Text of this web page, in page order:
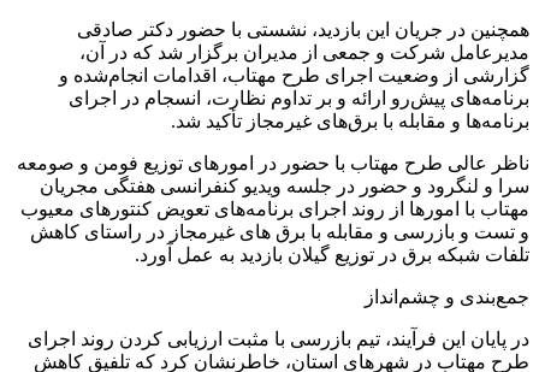
همچنین در جریان این بازدید، نشستی با حضور دکتر صادقی
مدیرعامل شرکت و جمعی از مدیران برگزار شد که در آن،
گزارشی از وضعیت اجرای طرح مهتاب، اقدامات انجام‌شده و
برنامه‌های پیش‌رو ارائه و بر تداوم نظارت، انسجام در اجرای
برنامه‌ها و مقابله با برق‌های غیرمجاز تأکید شد.
ناظر عالی طرح مهتاب با حضور در امورهای توزیع فومن و صومعه
سرا و لنگرود و حضور در جلسه ویدیو کنفرانسی هفتگی مجریان
مهتاب با امورها از روند اجرای برنامه‌های تعویض کنتورهای معیوب
و تست و بازرسی و مقابله با برق های غیرمجاز در راستای کاهش
تلفات شبکه برق در توزیع گیلان بازدید به عمل آورد.
جمع‌بندی و چشم‌انداز
در پایان این فرآیند، تیم بازرسی با مثبت ارزیابی کردن روند اجرای
طرح مهتاب در شهرهای استان، خاطرنشان کرد که تلفیق کاهش